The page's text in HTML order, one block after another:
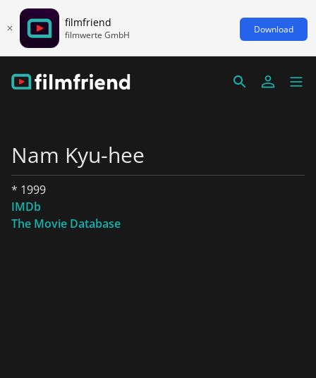
filmfriend
filmwerte GmbH Download
Nam Kyu-hee
* 1999
IMDb
The Movie Database